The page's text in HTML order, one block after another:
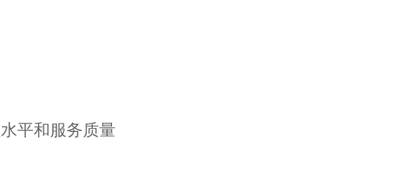
平和服务质量